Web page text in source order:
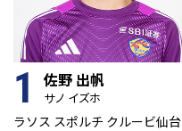
佐野 出帆
サノ イズホ
1
ラソス スポルチ クルービ仙台